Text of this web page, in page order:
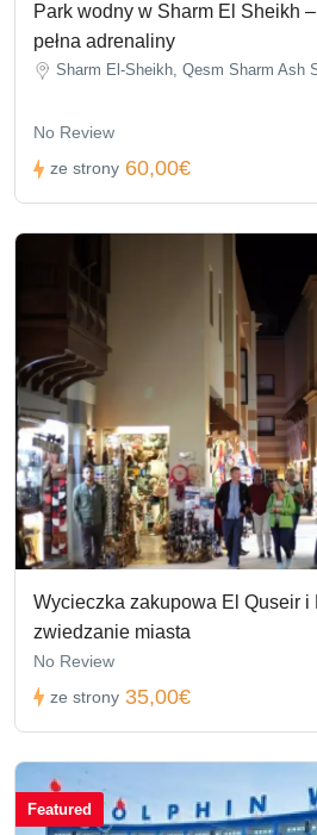
Park wodny w Sharm El Sheikh
pełna adrenaliny
Sharm El-Sheikh, Qesm Sharm Ash
No Review
ze strony 60,00€
Wycieczka zakupowa El Quseir i
zwiedzanie miasta
No Review
ze strony 35,00€
Featured